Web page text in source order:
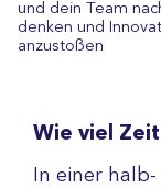
und dein Team
denken und
anzustoßen
Wie viel
In einer